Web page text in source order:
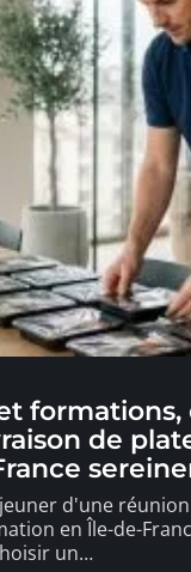
de
d'une
en Île-de-
un…